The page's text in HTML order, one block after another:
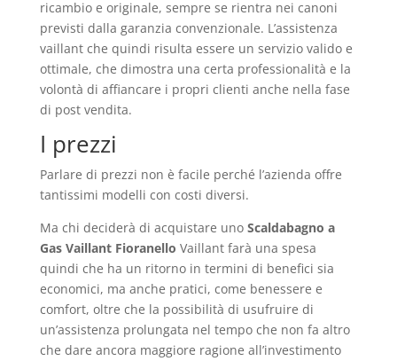
ricambio e originale, sempre se rientra nei canoni
previsti dalla garanzia convenzionale. L’assistenza
vaillant che quindi risulta essere un servizio valido e
ottimale, che dimostra una certa professionalità e la
volontà di affiancare i propri clienti anche nella fase
di post vendita.
I prezzi
Parlare di prezzi non è facile perché l’azienda offre
tantissimi modelli con costi diversi.
Ma chi deciderà di acquistare uno Scaldabagno a
Gas Vaillant Fioranello Vaillant farà una spesa
quindi che ha un ritorno in termini di benefici sia
economici, ma anche pratici, come benessere e
comfort, oltre che la possibilità di usufruire di
un’assistenza prolungata nel tempo che non fa altro
che dare ancora maggiore ragione all’investimento